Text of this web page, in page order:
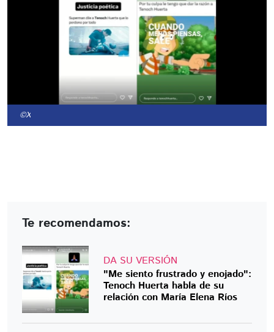
©X
Te recomendamos:
DA SU VERSIÓN
"Me siento frustrado y enojado":
Tenoch Huerta habla de su
relación con María Elena Ríos